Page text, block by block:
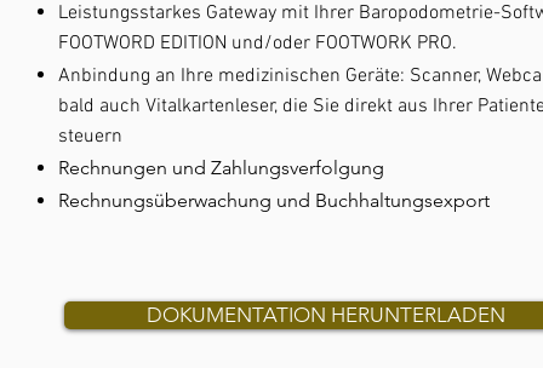
Leistungsstarkes Gateway mit Ihrer Baropodometrie-
FOOTWORD EDITION und/oder FOOTWORK PRO.
Anbindung an Ihre medizinischen Geräte: Scanner,
bald auch Vitalkartenleser, die Sie direkt aus Ihrer
steuern
Rechnungen und Zahlungsverfolgung
Rechnungsüberwachung und Buchhaltungsexport
DOKUMENTATION HERUNTERLADEN